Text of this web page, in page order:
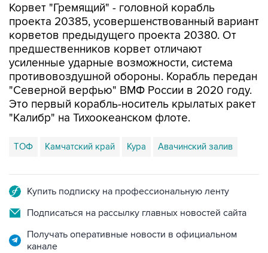
Корвет "Гремящий" - головной корабль
проекта 20385, усовершенствованный вариант
корветов предыдущего проекта 20380. От
предшественников корвет отличают
усиленные ударные возможности, система
противовоздушной обороны. Корабль передан
"Северной верфью" ВМФ России в 2020 году.
Это первый корабль-носитель крылатых ракет
"Калибр" на Тихоокеанском флоте.
ТОФ Камчатский край Кура Авачинский залив
Купить подписку на профессиональную ленту
Подписаться на рассылку главных новостей сайта
Получать оперативные новости в официальном
канале